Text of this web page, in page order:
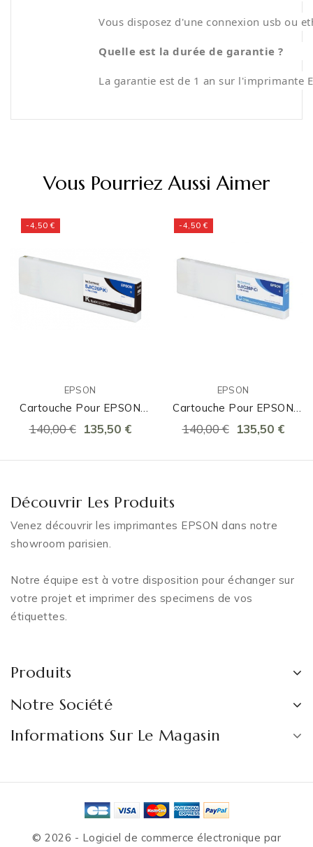
Vous disposez d'une connexion usb ou
Quelle est la durée de garantie ?
La garantie est de 1 an sur l'imprimante
Vous Pourriez Aussi Aimer
-4,50 €
EPSON
Cartouche Pour EPSON
C7500G Noir Glossy
140,00 € 135,50 €
-4,50 €
EPSON
Cartouche Pour EPSON
C7500G Cyan Glossy
140,00 € 135,50 €
Découvrir Les Produits
Venez découvrir les imprimantes EPSON dans notre
showroom parisien.
Notre équipe est à votre disposition pour échanger sur
votre projet et imprimer des specimens de vos
étiquettes.
Produits
Notre Société
Informations Sur Le Magasin
© 2026 - Logiciel de commerce électronique par